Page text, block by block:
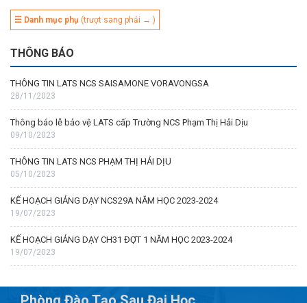
☰ Danh mục phụ (trượt sang phải → )
THÔNG BÁO
THÔNG TIN LATS NCS SAISAMONE VORAVONGSA
28/11/2023
Thông báo lễ bảo vệ LATS cấp Trường NCS Phạm Thị Hải Dịu
09/10/2023
THÔNG TIN LATS NCS PHẠM THỊ HẢI DỊU
05/10/2023
KẾ HOẠCH GIẢNG DẠY NCS29A NĂM HỌC 2023-2024
19/07/2023
KẾ HOẠCH GIẢNG DẠY CH31 ĐỢT 1 NĂM HỌC 2023-2024
19/07/2023